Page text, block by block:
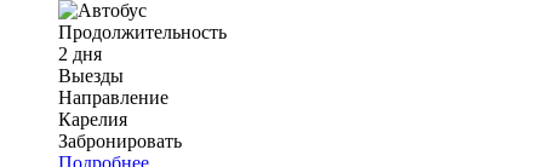
Продолжительность
2 дня
Выезды
Направление
Карелия
Забронировать
Подробнее